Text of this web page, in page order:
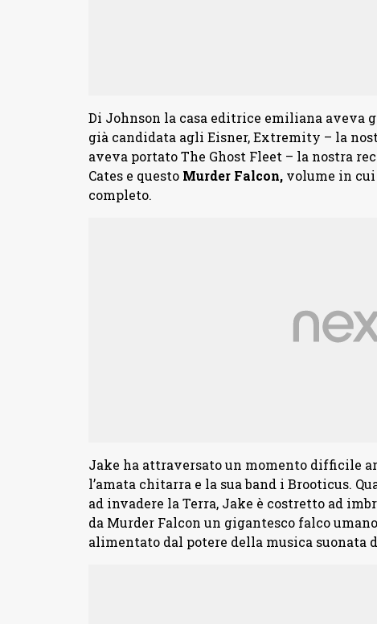
Di Johnson la casa editrice emiliana aveva
già candidata agli Eisner, Extremity – la
aveva portato The Ghost Fleet – la nostra
Cates e questo Murder Falcon,volume in cui
completo.
Jake ha attraversato un momento difficile
l’amata chitarra e la sua band i Brooticus.
ad invadere la Terra, Jake è costretto ad
da Murder Falcon un gigantesco falco
alimentato dal potere della musica suonata